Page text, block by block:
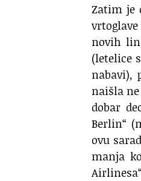
Zatim je
novih
(letelice
nabavi),
naišla
dobar
Berlin“
ovu
manja